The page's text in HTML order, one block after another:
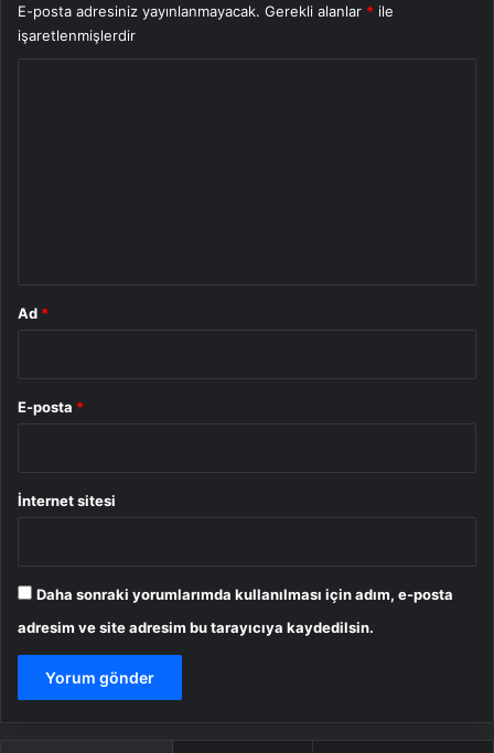
E-posta adresiniz yayınlanmayacak. Gerekli alanlar * ile
işaretlenmişlerdir
Ad *
E-posta *
İnternet sitesi
Daha sonraki yorumlarımda kullanılması için adım, e-posta
adresim ve site adresim bu tarayıcıya kaydedilsin.